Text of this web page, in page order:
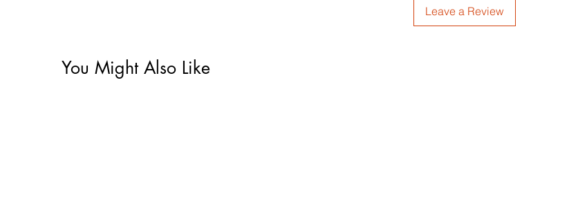
Leave a Review
You Might Also Like